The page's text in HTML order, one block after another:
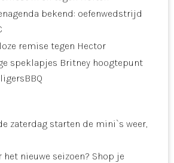
bekend: oefenwedstrijd
remise tegen Hector
speklapjes Britney hoogtepunt
zaterdag starten de mini`s weer,
het nieuwe seizoen? Shop je